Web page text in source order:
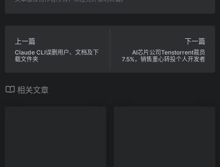
上一篇
Claude CLI误删用户、文档及下
载文件夹
下一篇
AI芯片公司Tenstorrent裁员
7.5%，销售重心转投个人开发者
相关文章